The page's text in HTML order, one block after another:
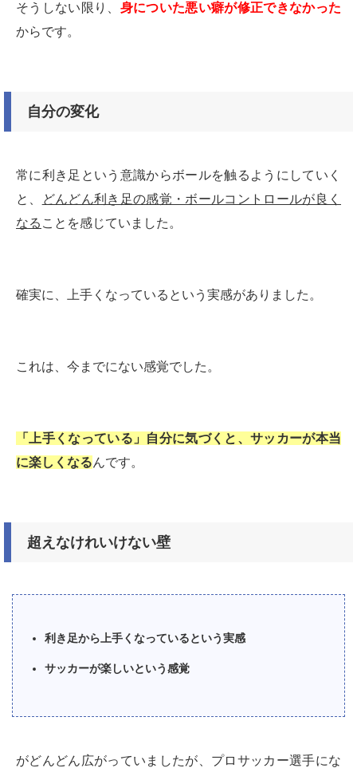
そうしない限り、 身についた悪い癖が修正できなかった
からです。
自分の変化
常に利き足という意識からボールを触るようにしていく
と、
どんどん利き足の感覚・ボールコントロールが良く
なる ことを感じていました。
確実に、上手くなっているという実感がありました。
これは、今までにない感覚でした。
「上手くなっている」自分に気づくと、サッカーが本当
に楽しくなるんです。
超えなけれいけない壁
利き足から上手くなっているという実感
サッカーが楽しいという感覚
がどんどん広がっていましたが、プロサッカー選手にな